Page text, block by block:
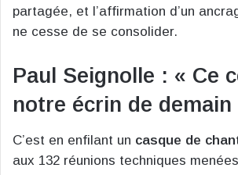
partagée, et l’affirmation d’un
ne cesse de se consolider.
Paul Seignolle : « Ce
notre écrin de demain
C’est en enfilant un casque de
aux 132 réunions techniques